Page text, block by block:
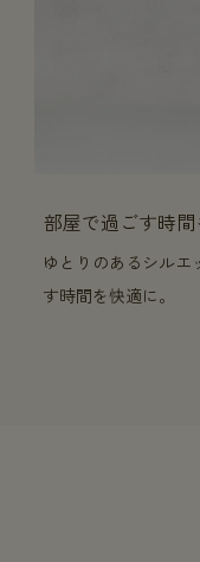
部屋で過ごす時
ゆとりのあるシル
す時間を快適に。